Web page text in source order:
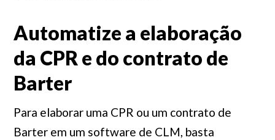
Automatize a elaboração
da CPR e do contrato de
Barter
Para elaborar uma CPR ou um contrato de
Barter em um software de CLM, basta